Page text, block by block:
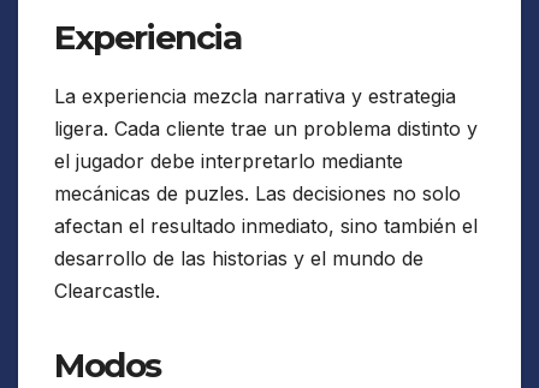
Experiencia
La experiencia mezcla narrativa y estrategia
ligera. Cada cliente trae un problema distinto y
el jugador debe interpretarlo mediante
mecánicas de puzles. Las decisiones no solo
afectan el resultado inmediato, sino también el
desarrollo de las historias y el mundo de
Clearcastle.
Modos